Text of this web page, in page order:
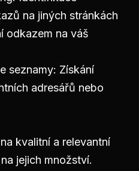
na jiných stránkách
odkazem na váš
seznamy: Získání
adresářů nebo
kvalitní a relevantní
jejich množství.